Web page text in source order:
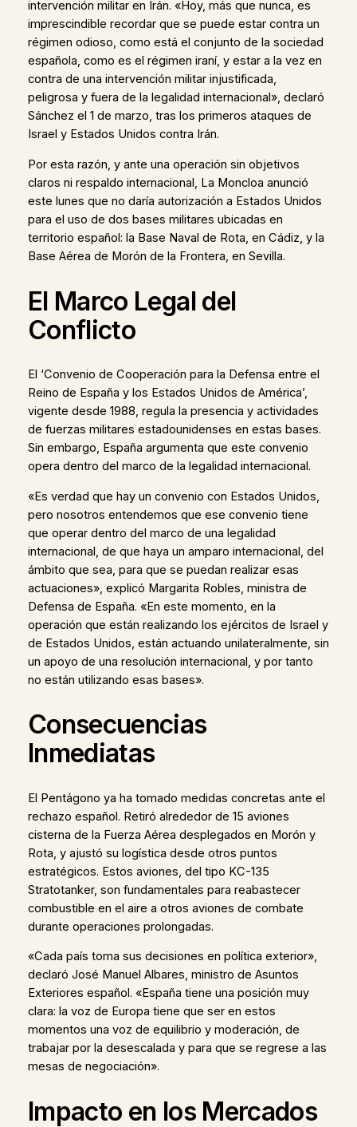
intervención militar en Irán. «Hoy, más que nunca, es
imprescindible recordar que se puede estar contra un
régimen odioso, como está el conjunto de la sociedad
española, como es el régimen iraní, y estar a la vez en
contra de una intervención militar injustificada,
peligrosa y fuera de la legalidad internacional», declaró
Sánchez el 1 de marzo, tras los primeros ataques de
Israel y Estados Unidos contra Irán.
Por esta razón, y ante una operación sin objetivos
claros ni respaldo internacional, La Moncloa anunció
este lunes que no daría autorización a Estados Unidos
para el uso de dos bases militares ubicadas en
territorio español: la Base Naval de Rota, en Cádiz, y la
Base Aérea de Morón de la Frontera, en Sevilla.
El Marco Legal del
Conflicto
El ‘Convenio de Cooperación para la Defensa entre el
Reino de España y los Estados Unidos de América’,
vigente desde 1988, regula la presencia y actividades
de fuerzas militares estadounidenses en estas bases.
Sin embargo, España argumenta que este convenio
opera dentro del marco de la legalidad internacional.
«Es verdad que hay un convenio con Estados Unidos,
pero nosotros entendemos que ese convenio tiene
que operar dentro del marco de una legalidad
internacional, de que haya un amparo internacional, del
ámbito que sea, para que se puedan realizar esas
actuaciones», explicó Margarita Robles, ministra de
Defensa de España. «En este momento, en la
operación que están realizando los ejércitos de Israel y
de Estados Unidos, están actuando unilateralmente, sin
un apoyo de una resolución internacional, y por tanto
no están utilizando esas bases».
Consecuencias
Inmediatas
El Pentágono ya ha tomado medidas concretas ante el
rechazo español. Retiró alrededor de 15 aviones
cisterna de la Fuerza Aérea desplegados en Morón y
Rota, y ajustó su logística desde otros puntos
estratégicos. Estos aviones, del tipo KC-135
Stratotanker, son fundamentales para reabastecer
combustible en el aire a otros aviones de combate
durante operaciones prolongadas.
«Cada país toma sus decisiones en política exterior»,
declaró José Manuel Albares, ministro de Asuntos
Exteriores español. «España tiene una posición muy
clara: la voz de Europa tiene que ser en estos
momentos una voz de equilibrio y moderación, de
trabajar por la desescalada y para que se regrese a las
mesas de negociación».
Impacto en los Mercados